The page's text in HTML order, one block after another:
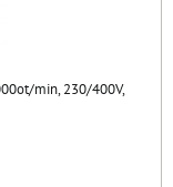
min, 230/400V,